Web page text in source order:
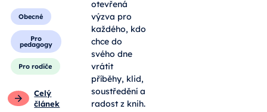
Obecné
Pro
pedagogy
Pro rodiče
Celý
článek
knihomolů,
ale jako
otevřená
výzva pro
každého, kdo
chce do
svého dne
vrátit
příběhy, klid,